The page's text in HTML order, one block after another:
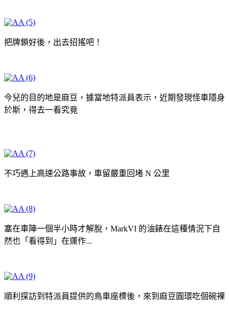
把牌鎖好後，出去招搖吧！
今兒的目的地是麻豆，據當地特派員表示，近期發現怪車隱身
於斯，得去一看究竟
不巧遇上高速公路事故，車留嚴重回堵 N 公里
塞在車陣一個半小時才解脫，MarkVI 的油錶在這種情況下自
然也「看得到」在運作...
順利探訪到特派員提供的鳥車座標後，來到麻豆圓環吃個碗裸